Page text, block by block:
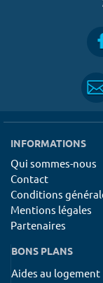
INFORMATIONS
Qui sommes-nous
Contact
Conditions
Mentions légales
Partenaires
BONS PLANS
Aides au logement